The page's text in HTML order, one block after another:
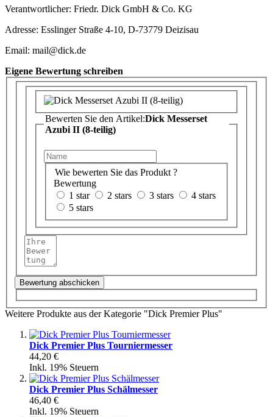
Verantwortlicher: Friedr. Dick GmbH & Co. KG
Adresse: Esslinger Straße 4-10, D-73779 Deizisau
Email: mail@dick.de
Eigene Bewertung schreiben
Bewerten Sie den Artikel:Dick Messerset
Azubi II (8-teilig)
Wie bewerten Sie das Produkt ?
Bewertung
1 star
2 stars 3 stars
4 stars
5 stars
Bewertung abschicken
Weitere Produkte aus der Kategorie "Dick Premier Plus"
Dick Premier Plus Tourniermesser
44,20 €
Inkl. 19% Steuern
Dick Premier Plus Schälmesser
46,40 €
Inkl. 19% Steuern